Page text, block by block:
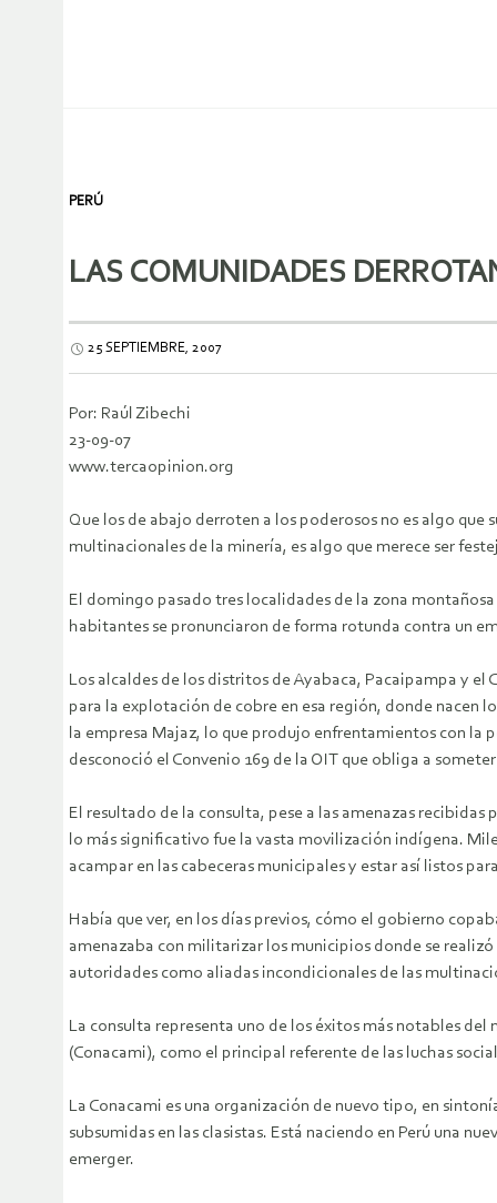
PERÚ
LAS COMUNIDADES
25 SEPTIEMBRE, 2007
Por: Raúl Zibechi
23-09-07
www.tercaopinion.org
Que los de abajo derroten a los poderosos no es algo
multinacionales de la minería, es algo que merece ser
El domingo pasado tres localidades de la zona
habitantes se pronunciaron de forma rotunda contra un
Los alcaldes de los distritos de Ayabaca, Pacaipampa y
para la explotación de cobre en esa región, donde nacen
la empresa Majaz, lo que produjo enfrentamientos con
desconoció el Convenio 169 de la OIT que obliga a
El resultado de la consulta, pese a las amenazas
lo más significativo fue la vasta movilización indígena.
acampar en las cabeceras municipales y estar así listos
Había que ver, en los días previos, cómo el gobierno
amenazaba con militarizar los municipios donde se
autoridades como aliadas incondicionales de las
La consulta representa uno de los éxitos más notables
(Conacami), como el principal referente de las luchas
La Conacami es una organización de nuevo tipo, en
subsumidas en las clasistas. Está naciendo en Perú una
emerger.